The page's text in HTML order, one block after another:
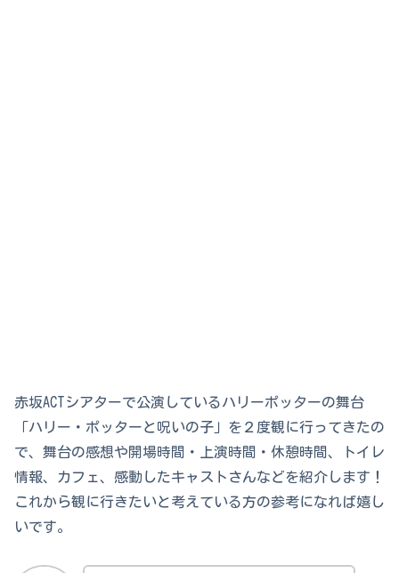
赤坂ACTシアターで公演しているハリーポッターの舞台
「ハリー・ポッターと呪いの子」を２度観に行ってきたの
で、舞台の感想や開場時間・上演時間・休憩時間、トイレ
情報、カフェ、感動したキャストさんなどを紹介します！
これから観に行きたいと考えている方の参考になれば嬉し
いです。